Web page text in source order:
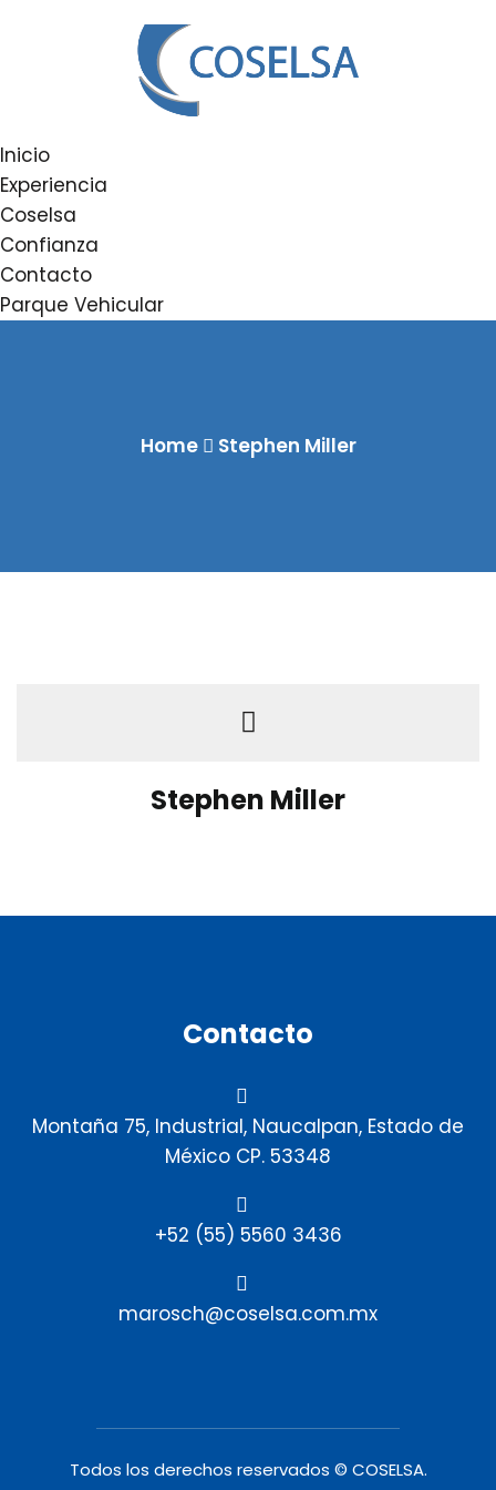
Inicio
Experiencia
Coselsa
Confianza
Contacto
Parque Vehicular
Home Stephen Miller
Stephen Miller
Contacto
Montaña 75, Industrial, Naucalpan, Estado de
México CP. 53348
+52 (55) 5560 3436
marosch@coselsa.com.mx
Todos los derechos reservados © COSELSA.